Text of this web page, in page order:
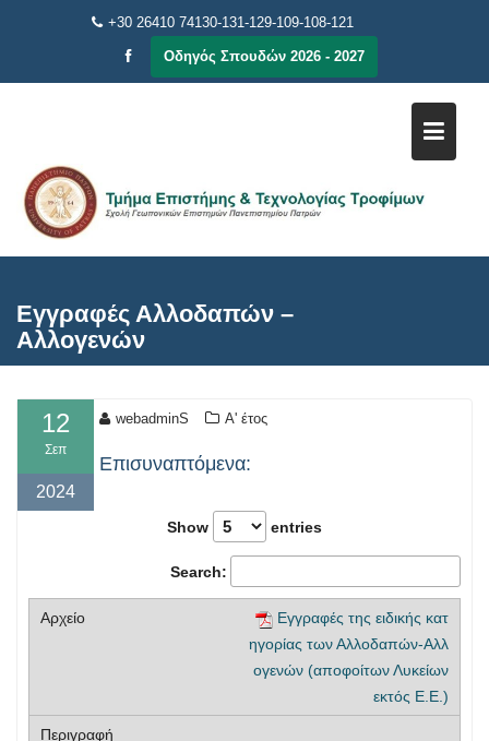
+30 26410 74130-131-129-109-108-121
Οδηγός Σπουδών 2026 - 2027
Εγγραφές Αλλοδαπών –
Αλλογενών
12
Σεπ
2024
webadminS Α' έτος
Επισυναπτόμενα:
Show entries
Search:
Εγγραφές της ειδικής κατ
ηγορίας των Αλλοδαπών-Αλλ
ογενών (αποφοίτων Λυκείων
εκτός Ε.Ε.)